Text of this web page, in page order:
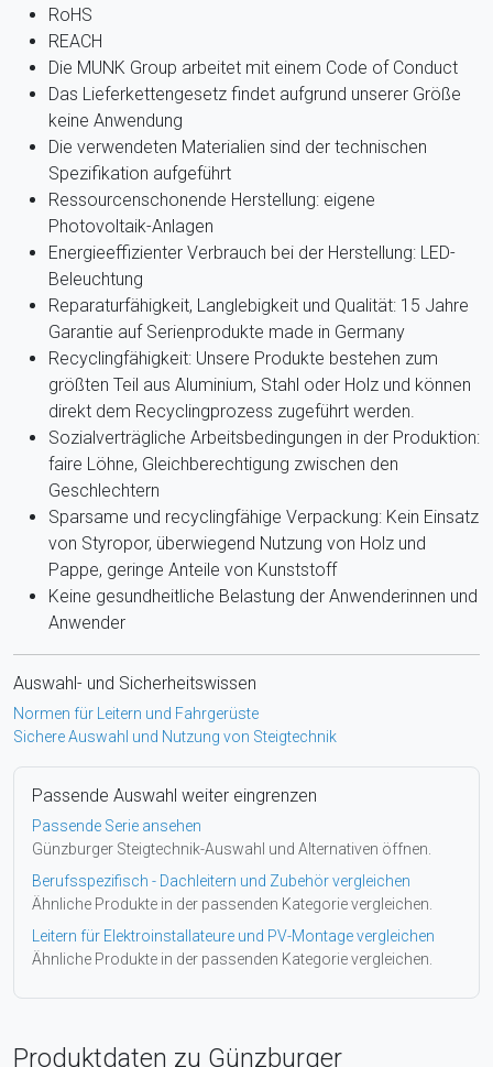
RoHS
REACH
Die MUNK Group arbeitet mit einem Code of Conduct
Das Lieferkettengesetz findet aufgrund unserer Größe
keine Anwendung
Die verwendeten Materialien sind der technischen
Spezifikation aufgeführt
Ressourcenschonende Herstellung: eigene
Photovoltaik-Anlagen
Energieeffizienter Verbrauch bei der Herstellung: LED-
Beleuchtung
Reparaturfähigkeit, Langlebigkeit und Qualität: 15 Jahre
Garantie auf Serienprodukte made in Germany
Recyclingfähigkeit: Unsere Produkte bestehen zum
größten Teil aus Aluminium, Stahl oder Holz und können
direkt dem Recyclingprozess zugeführt werden.
Sozialverträgliche Arbeitsbedingungen in der Produktion:
faire Löhne, Gleichberechtigung zwischen den
Geschlechtern
Sparsame und recyclingfähige Verpackung: Kein Einsatz
von Styropor, überwiegend Nutzung von Holz und
Pappe, geringe Anteile von Kunststoff
Keine gesundheitliche Belastung der Anwenderinnen und
Anwender
Auswahl- und Sicherheitswissen
Normen für Leitern und Fahrgerüste
Sichere Auswahl und Nutzung von Steigtechnik
Passende Auswahl weiter eingrenzen
Passende Serie ansehen
Günzburger Steigtechnik-Auswahl und Alternativen öffnen.
Berufsspezifisch - Dachleitern und Zubehör vergleichen
Ähnliche Produkte in der passenden Kategorie vergleichen.
Leitern für Elektroinstallateure und PV-Montage vergleichen
Ähnliche Produkte in der passenden Kategorie vergleichen.
Produktdaten zu Günzburger